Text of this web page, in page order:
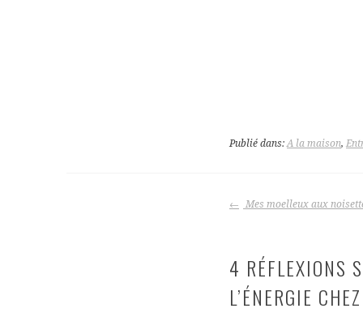
Publié dans:A la maison,
NAVIGATION
Mes moelleux aux
4 RÉFLEXIONS
L’ÉNERGIE